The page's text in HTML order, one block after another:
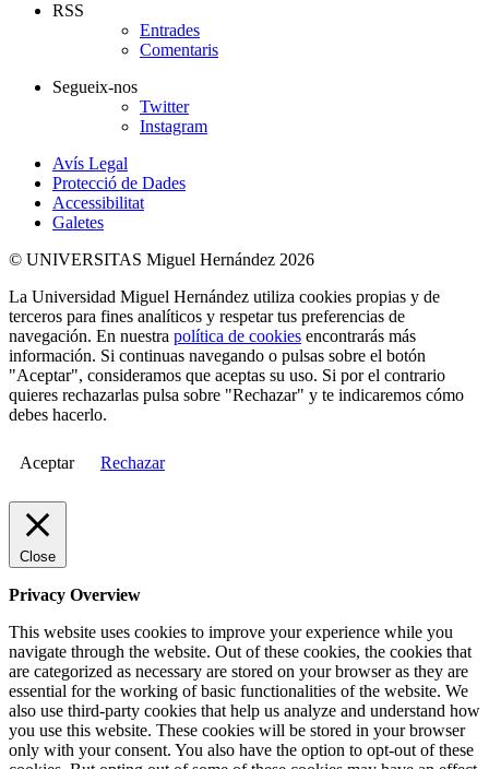
RSS
Entrades
Comentaris
Segueix-nos
Twitter
Instagram
Avís Legal
Protecció de Dades
Accessibilitat
Galetes
© UNIVERSITAS Miguel Hernández 2026
La Universidad Miguel Hernández utiliza cookies propias y de
terceros para fines analíticos y respetar tus preferencias de
navegación. En nuestra política de cookies encontrarás más
información. Si continuas navegando o pulsas sobre el botón
"Aceptar", consideramos que aceptas su uso. Si por el contrario
quieres rechazarlas pulsa sobre "Rechazar" y te indicaremos cómo
debes hacerlo.
Aceptar Rechazar
Close
Privacy Overview
This website uses cookies to improve your experience while you
navigate through the website. Out of these cookies, the cookies that
are categorized as necessary are stored on your browser as they are
essential for the working of basic functionalities of the website. We
also use third-party cookies that help us analyze and understand how
you use this website. These cookies will be stored in your browser
only with your consent. You also have the option to opt-out of these